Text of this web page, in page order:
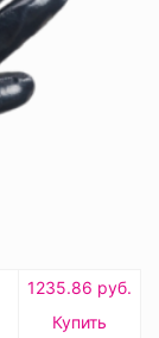
1235.86 руб.
Купить